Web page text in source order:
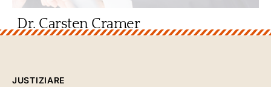
Dr. Carsten Cramer
JUSTIZIARE